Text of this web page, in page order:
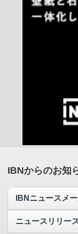
IBNからのお知
IBNニュースメ
ニュースリリー